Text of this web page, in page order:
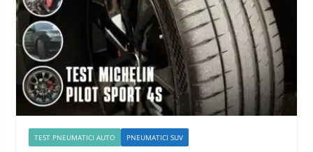
TEST PNEUMATICI AUTO PNEUMATICI SUV